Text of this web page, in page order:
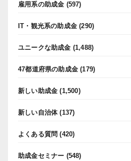
雇用系の助成金 (597)
IT・観光系の助成金 (290)
ユニークな助成金 (1,488)
47都道府県の助成金 (179)
新しい助成金 (1,500)
新しい自治体(137)
よくある質問 (420)
助成金セミナー (548)